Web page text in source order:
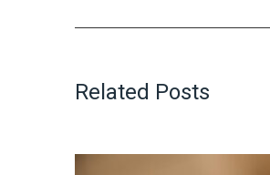
Related Posts